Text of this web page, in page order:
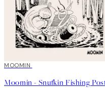
50%*
MOOMIN